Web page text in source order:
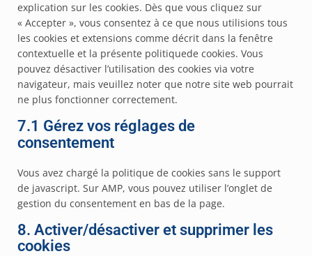
explication sur les cookies. Dès que vous cliquez sur
« Accepter », vous consentez à ce que nous utilisions tous
les cookies et extensions comme décrit dans la fenêtre
contextuelle et la présente politiquede cookies. Vous
pouvez désactiver l’utilisation des cookies via votre
navigateur, mais veuillez noter que notre site web pourrait
ne plus fonctionner correctement.
7.1 Gérez vos réglages de
consentement
Vous avez chargé la politique de cookies sans le support
de javascript. Sur AMP, vous pouvez utiliser l’onglet de
gestion du consentement en bas de la page.
8. Activer/désactiver et supprimer les
cookies